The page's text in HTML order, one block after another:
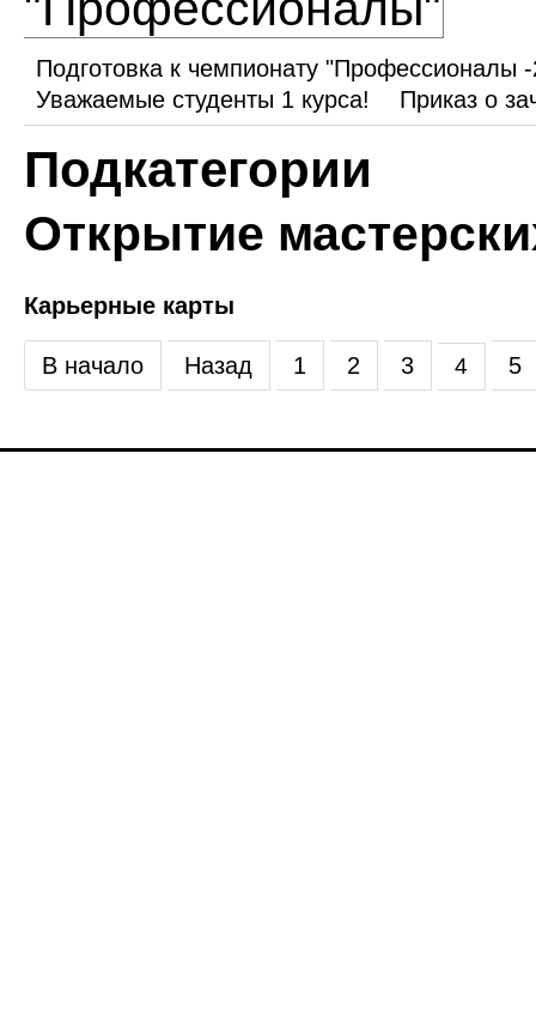
Подготовка к чемпионату "Профессионалы
Уважаемые студенты 1 курса!
Приказ о
Подкатегории
Открытие
Карьерные карты
В начало Назад 1 2 3 4 5